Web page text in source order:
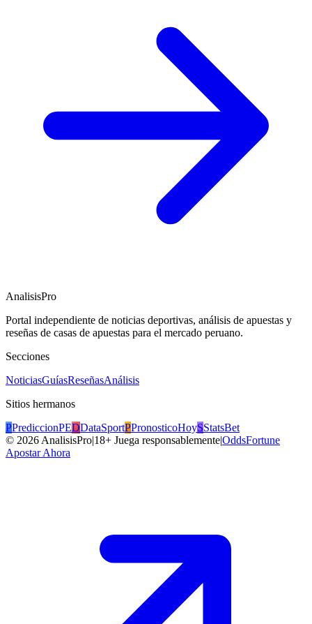
AnalisisPro
Portal independiente de noticias deportivas, análisis de apuestas y
reseñas de casas de apuestas para el mercado peruano.
Secciones
NoticiasGuíasReseñasAnálisis
Sitios hermanos
PPrediccionPEDDataSportPPronosticoHoySStatsBet
© 2026 AnalisisPro|18+ Juega responsablemente|OddsFortune
Apostar Ahora